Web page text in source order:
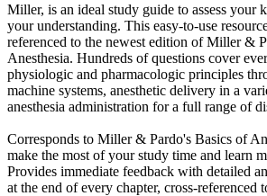
Miller, is an ideal study guide to assess your
your understanding. This easy-to-use
referenced to the newest edition of Miller &
Anesthesia. Hundreds of questions cover
physiologic and pharmacologic principles
machine systems, anesthetic delivery in a
anesthesia administration for a full range of
Corresponds to Miller & Pardo's Basics of
make the most of your study time and learn
Provides immediate feedback with detailed
at the end of every chapter, cross-referenced